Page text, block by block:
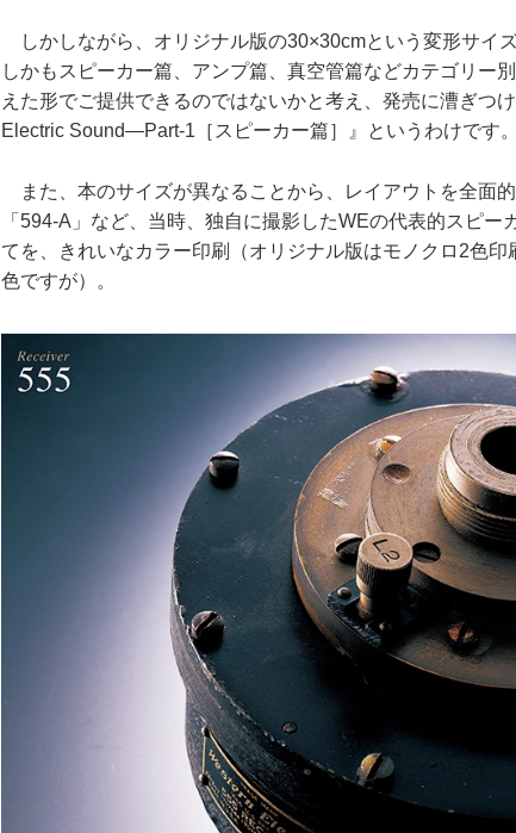
しかしながら、オリジナル版の30×30cmという変形サイ
しかもスピーカー篇、アンプ篇、真空管篇などカテゴリー
えた形でご提供できるのではないかと考え、発売に漕ぎつ
Electric Sound―Part-1［スピーカー篇］』というわけです。
また、本のサイズが異なることから、レイアウトを全面
「594-A」など、当時、独自に撮影したWEの代表的スピ
てを、きれいなカラー印刷（オリジナル版はモノクロ2色
色ですが）。